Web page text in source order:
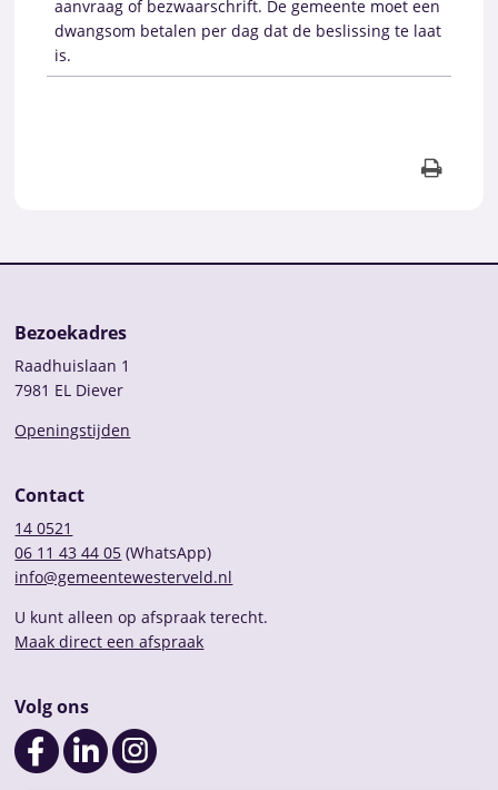
aanvraag of bezwaarschrift. De gemeente moet een
dwangsom betalen per dag dat de beslissing te laat
is.
Bezoekadres
Raadhuislaan 1
7981 EL Diever
Openingstijden
Contact
14 0521
06 11 43 44 05 (WhatsApp)
info@gemeentewesterveld.nl
U kunt alleen op afspraak terecht.
Maak direct een afspraak
Volg ons